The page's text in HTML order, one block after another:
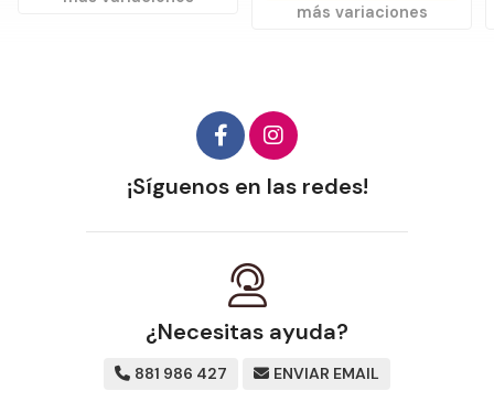
más variaciones
¡Síguenos en las redes!
¿Necesitas ayuda?
881 986 427 ENVIAR EMAIL